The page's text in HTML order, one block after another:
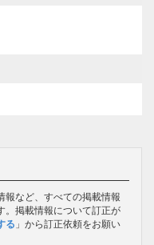
報など、すべての掲載情報
。掲載情報について訂正が
る 」から訂正依頼をお願い